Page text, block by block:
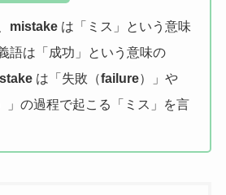
mistakeは「ミス」という意味
語は「成功」という意味の
は「失敗（failure）」や
」の過程で起こる「ミス」を言